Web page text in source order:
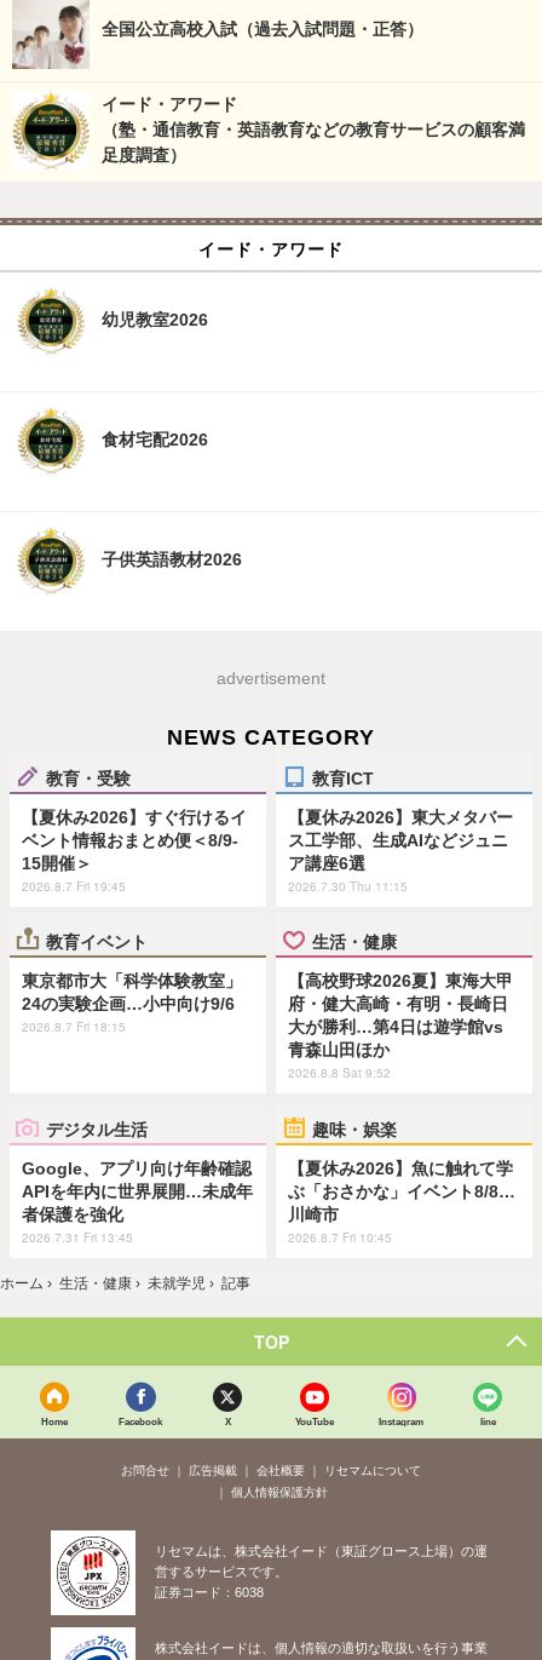
全国公立高校入試（過去入試問題・正答）
イード・アワード
（塾・通信教育・英語教育などの教育サービスの顧客満
足度調査）
イード・アワード
幼児教室2026
食材宅配2026
子供英語教材2026
advertisement
NEWS CATEGORY
教育・受験
【夏休み2026】すぐ行けるイ
ベント情報おまとめ便＜8/9-
15開催＞
2026.8.7 Fri 19:45
教育ICT
【夏休み2026】東大メタバー
ス工学部、生成AIなどジュニ
ア講座6選
2026.7.30 Thu 11:15
教育イベント
東京都市大「科学体験教室」
24の実験企画…小中向け9/6
2026.8.7 Fri 18:15
生活・健康
【高校野球2026夏】東海大甲
府・健大高崎・有明・長崎日
大が勝利…第4日は遊学館vs
青森山田ほか
2026.8.8 Sat 9:52
デジタル生活
Google、アプリ向け年齢確認
APIを年内に世界展開…未成年
者保護を強化
2026.7.31 Fri 13:45
趣味・娯楽
【夏休み2026】魚に触れて学
ぶ「おさかな」イベント8/8…
川崎市
2026.8.7 Fri 10:45
ホーム › 生活・健康 › 未就学児 › 記事
TOP
Home Facebook X YouTube Instagram line
お問合せ 広告掲載 会社概要
リセマムについて
個人情報保護方針
リセマムは、株式会社イード（東証グロース上場）の運
営するサービスです。
証券コード：6038
株式会社イードは、個人情報の適切な取扱いを行う事業